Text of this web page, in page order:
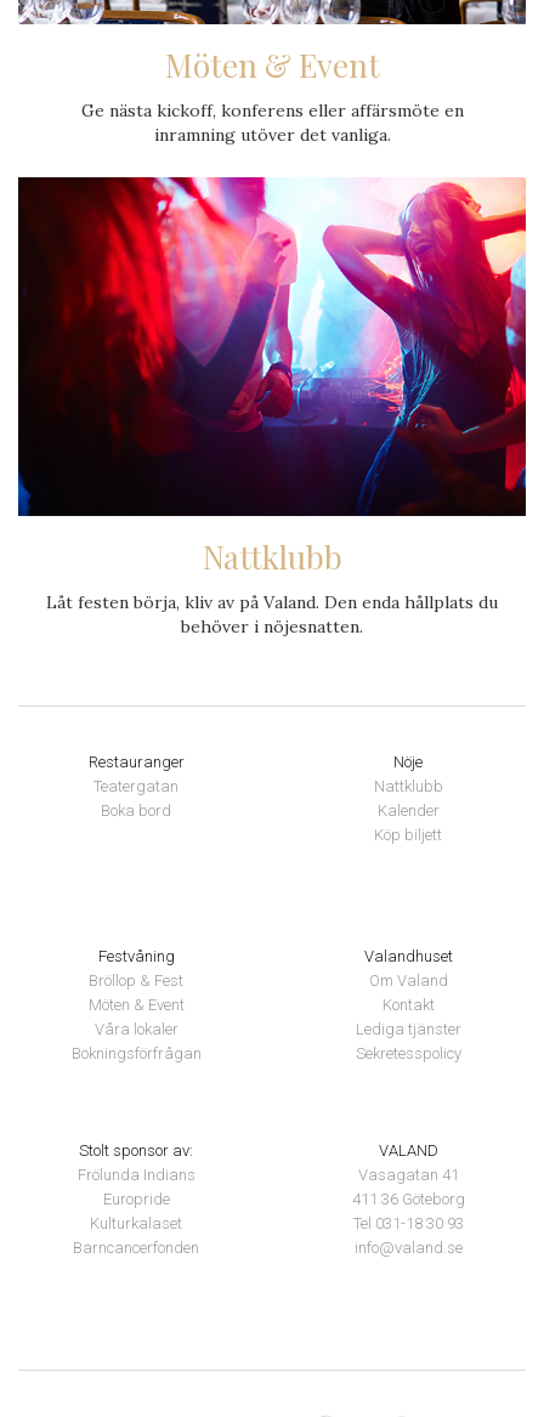
Möten & Event
Ge nästa kickoff, konferens eller affärsmöte en
inramning utöver det vanliga.
Nattklubb
Låt festen börja, kliv av på Valand. Den enda hållplats du
behöver i nöjesnatten.
Restauranger
Teatergatan
Boka bord
Nöje
Nattklubb
Kalender
Köp biljett
Festvåning
Bröllop & Fest
Möten & Event
Våra lokaler
Bokningsförfrågan
Valandhuset
Om Valand
Kontakt
Lediga tjänster
Sekretesspolicy
Stolt sponsor av:
Frölunda Indians
Europride
Kulturkalaset
Barncancerfonden
VALAND
Vasagatan 41
411 36 Göteborg
Tel 031-18 30 93
info@valand.se